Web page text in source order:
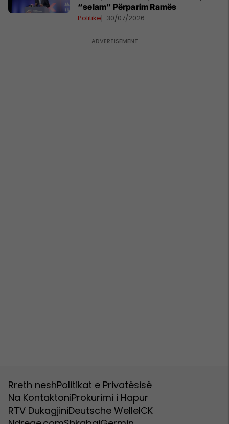
“selam” Përparim Ramës
Politikë 30/07/2026
Rreth neshPolitikat e Privatësisë
Na KontaktoniProkurimi i Hapur
RTV DukagjiniDeutsche WelleICK